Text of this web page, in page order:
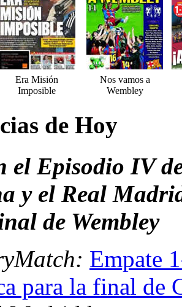
Era Misión
Imposible
Nos vamos a
Wembley
de Hoy
el Episodio IV
y el Real
de Wembley
Empate
para la final de